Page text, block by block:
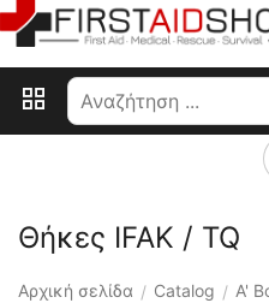
Θήκες IFAK / TQ
Αρχική σελίδα / Catalog / Α'